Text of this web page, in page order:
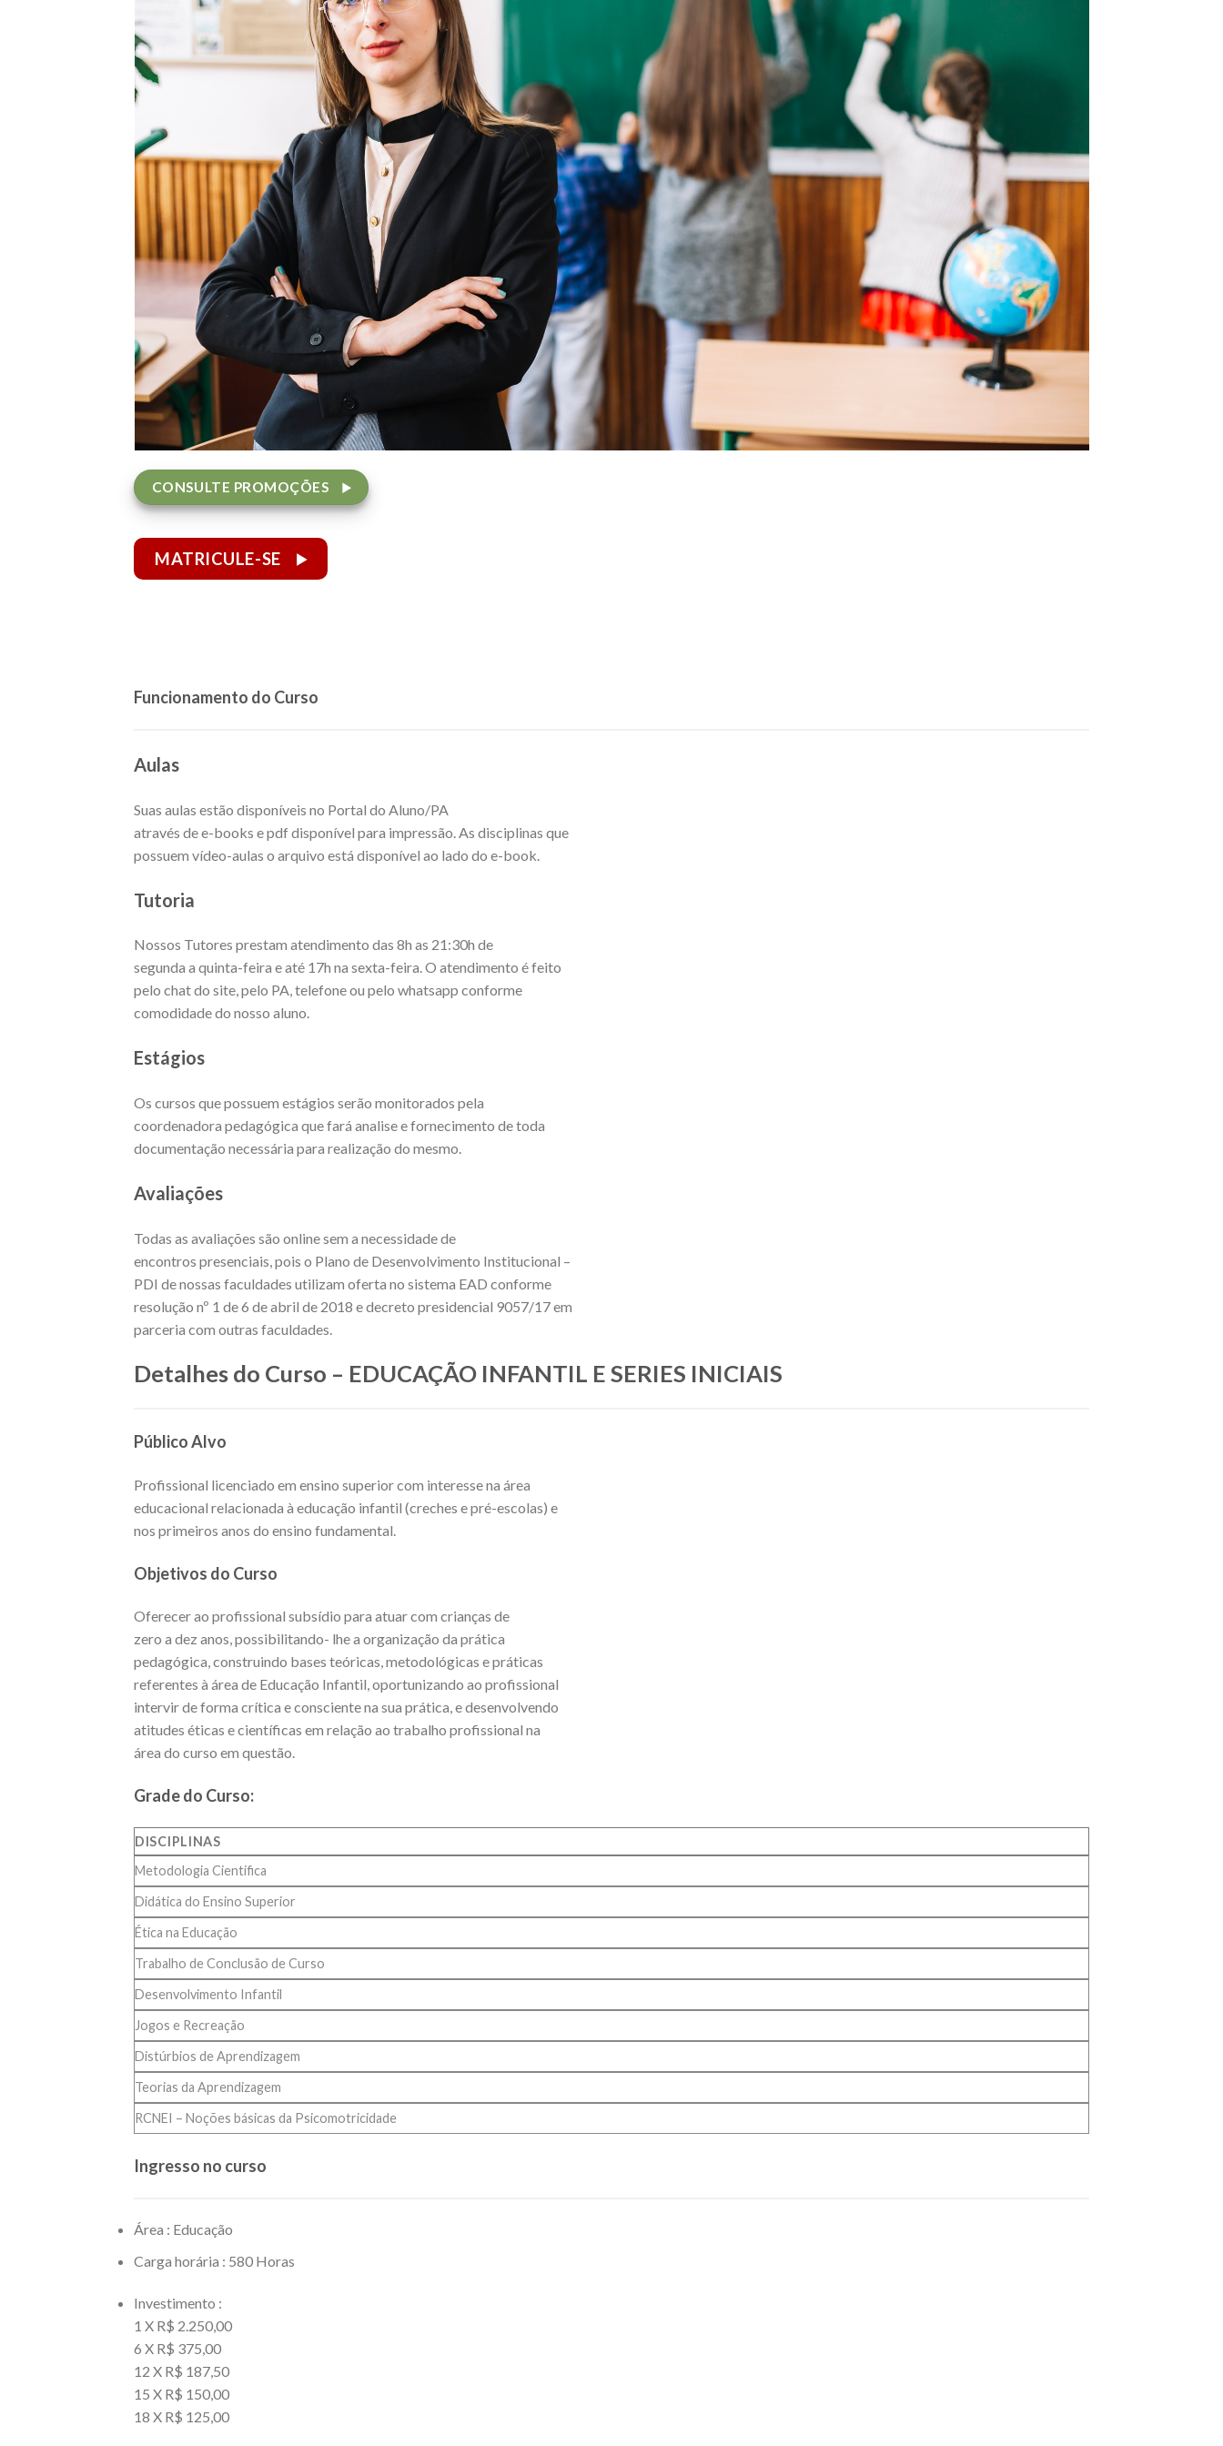
CONSULTE PROMOÇÕES
MATRICULE-SE
Funcionamento do Curso
Aulas
Suas aulas estão disponíveis no Portal do Aluno/PA
através de e-books e pdf disponível para impressão. As disciplinas que
possuem vídeo-aulas o arquivo está disponível ao lado do e-book.
Tutoria
Nossos Tutores prestam atendimento das 8h as 21:30h de
segunda a quinta-feira e até 17h na sexta-feira. O atendimento é feito
pelo chat do site, pelo PA, telefone ou pelo whatsapp conforme
comodidade do nosso aluno.
Estágios
Os cursos que possuem estágios serão monitorados pela
coordenadora pedagógica que fará analise e fornecimento de toda
documentação necessária para realização do mesmo.
Avaliações
Todas as avaliações são online sem a necessidade de
encontros presenciais, pois o Plano de Desenvolvimento Institucional –
PDI de nossas faculdades utilizam oferta no sistema EAD conforme
resolução nº 1 de 6 de abril de 2018 e decreto presidencial 9057/17 em
parceria com outras faculdades.
Detalhes do Curso – EDUCAÇÃO INFANTIL E SERIES INICIAIS
Público Alvo
Profissional licenciado em ensino superior com interesse na área
educacional relacionada à educação infantil (creches e pré-escolas) e
nos primeiros anos do ensino fundamental.
Objetivos do Curso
Oferecer ao profissional subsídio para atuar com crianças de
zero a dez anos, possibilitando- lhe a organização da prática
pedagógica, construindo bases teóricas, metodológicas e práticas
referentes à área de Educação Infantil, oportunizando ao profissional
intervir de forma crítica e consciente na sua prática, e desenvolvendo
atitudes éticas e científicas em relação ao trabalho profissional na
área do curso em questão.
Grade do Curso:
DISCIPLINAS
Metodologia Cientifica
Didática do Ensino Superior
Ética na Educação
Trabalho de Conclusão de Curso
Desenvolvimento Infantil
Jogos e Recreação
Distúrbios de Aprendizagem
Teorias da Aprendizagem
RCNEI – Noções básicas da Psicomotricidade
Ingresso no curso
Área : Educação
Carga horária : 580 Horas
Investimento :
1 X R$ 2.250,00
6 X R$ 375,00
12 X R$ 187,50
15 X R$ 150,00
18 X R$ 125,00